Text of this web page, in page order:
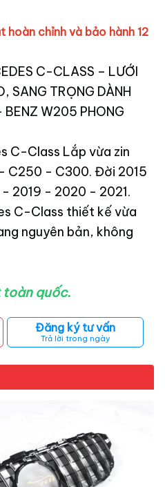
chỉnh và bảo hành 12
C-CLASS – LƯỚI
SANG TRỌNG DÀNH
BENZ W205 PHONG
C-Class Lắp vừa zin
C250 - C300. Đời 2015
2019 - 2020 - 2021.
C-Class thiết kế vừa
nguyên bản, không
toàn quốc.
Đăng ký tư vấn
Trả lời trong ngày